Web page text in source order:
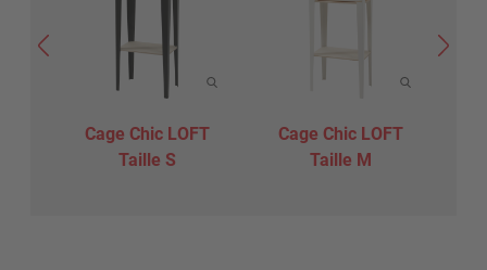
Cage Chic LOFT
Taille S
Cage Chic LOFT
Taille M